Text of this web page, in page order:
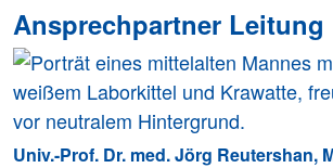
Ansprechpartner Leitung
Univ.-Prof. Dr. med. Jörg Reutershan,